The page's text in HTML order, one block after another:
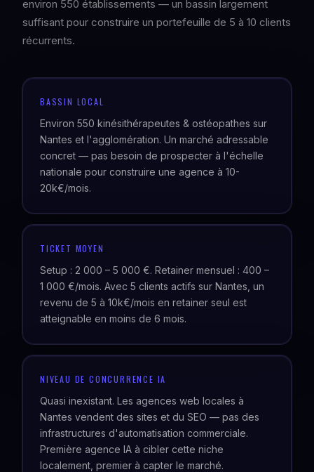
environ 550 établissements — un bassin largement
suffisant pour construire un portefeuille de 5 à 10 clients
récurrents.
BASSIN LOCAL
Environ 550 kinésithérapeutes & ostéopathes sur
Nantes et l'agglomération. Un marché adressable
concret — pas besoin de prospecter à l'échelle
nationale pour construire une agence à 10-
20k€/mois.
TICKET MOYEN
Setup : 2 000 – 5 000 €. Retainer mensuel : 400 –
1 000 €/mois. Avec 5 clients actifs sur Nantes, un
revenu de 5 à 10k€/mois en retainer seul est
atteignable en moins de 6 mois.
NIVEAU DE CONCURRENCE IA
Quasi inexistant. Les agences web locales à
Nantes vendent des sites et du SEO — pas des
infrastructures d'automatisation commerciale.
Première agence IA à cibler cette niche
localement, premier à capter le marché.